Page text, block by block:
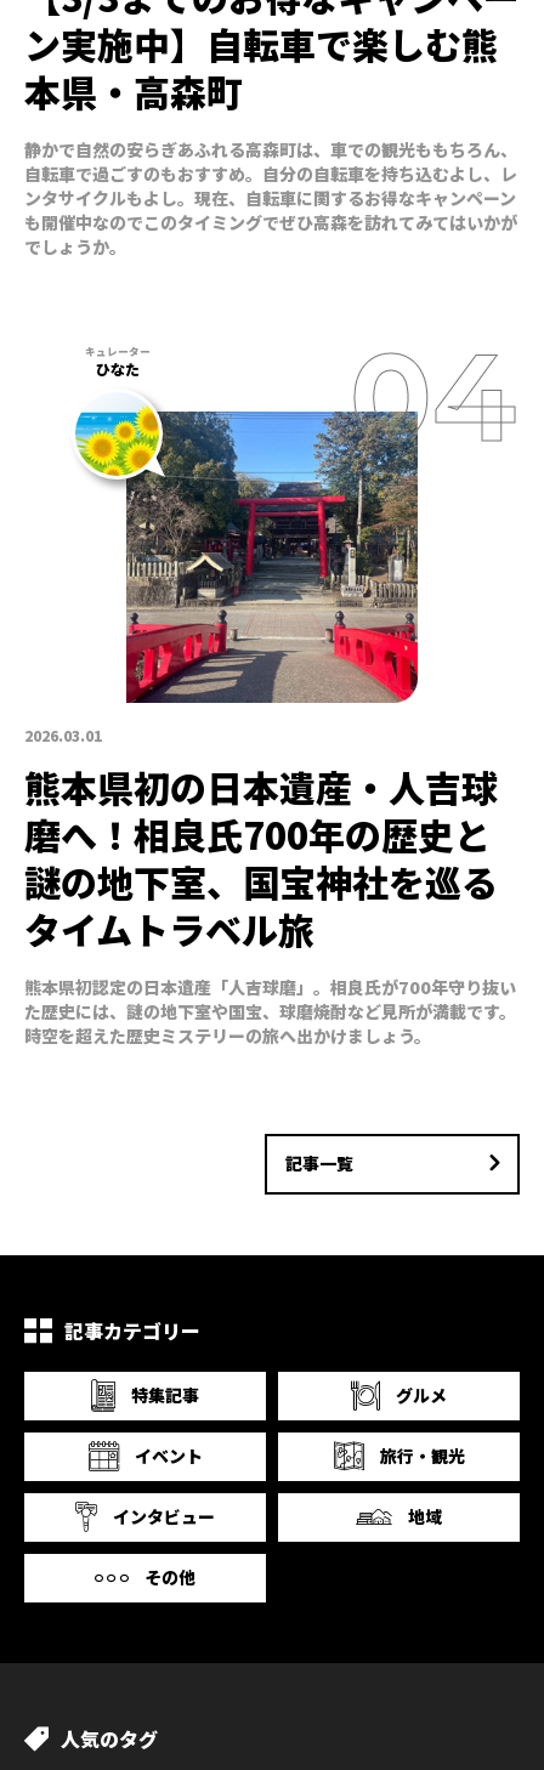
ン実施中】自転車で楽しむ熊
本県・高森町
静かで自然の安らぎあふれる高森町は、車での観光ももちろん、
自転車で過ごすのもおすすめ。自分の自転車を持ち込むよし、レ
ンタサイクルもよし。現在、自転車に関するお得なキャンペーン
も開催中なのでこのタイミングでぜひ高森を訪れてみてはいかが
でしょうか。
2026.03.01
ひなた
熊本県初の日本遺産・人吉球
磨へ！相良氏700年の歴史と
謎の地下室、国宝神社を巡る
タイムトラベル旅
熊本県初認定の日本遺産「人吉球磨」。相良氏が700年守り抜い
た歴史には、謎の地下室や国宝、球磨焼酎など見所が満載です。
時空を超えた歴史ミステリーの旅へ出かけましょう。
記事一覧
記事カテゴリー
特集記事 グルメ
イベント 旅行・観光
インタビュー 地域
その他
人気のタグ